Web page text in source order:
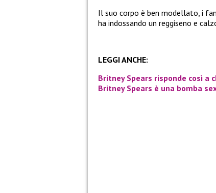
Il suo corpo è ben modellato, i
ha indossando un reggiseno e
LEGGI ANCHE:
Britney Spears risponde così a
Britney Spears è una bomba